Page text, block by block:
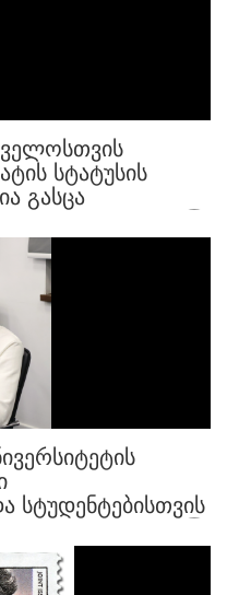
ᲡᲢᲐᲢᲣᲡᲘᲡ
ᲒᲐᲡᲪᲐ
ᲡᲢᲣᲓᲔᲜᲢᲔᲑᲘᲡᲗᲕᲘᲡ